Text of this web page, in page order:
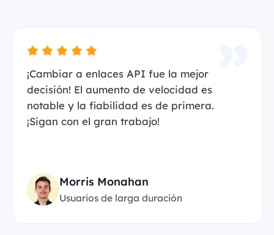
¡Cambiar a enlaces API fue la mejor
decisión! El aumento de velocidad es
notable y la fiabilidad es de primera.
¡Sigan con el gran trabajo!
Morris Monahan
Usuarios de larga duración